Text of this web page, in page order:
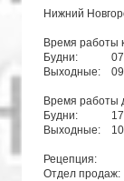
Нижний
Время работы
Будни:
Выходные:
Время работы
Будни:
Выходные:
Рецепция:
Отдел продаж: